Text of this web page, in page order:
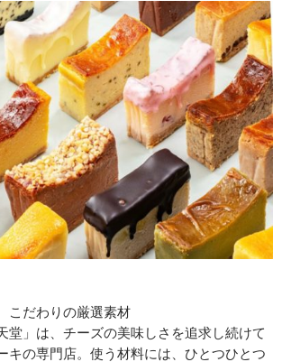
こだわりの厳選素材
堂」は、チーズの美味しさを追求し続けて
キの専門店。使う材料には、ひとつひとつ